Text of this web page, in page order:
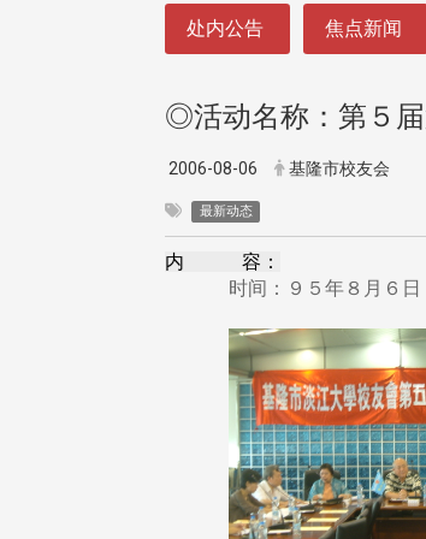
处内公告 焦点新闻
◎活动名称：第５
2006-08-06 基隆市校友会
最新动态
内 容：
时间：９５年８月６